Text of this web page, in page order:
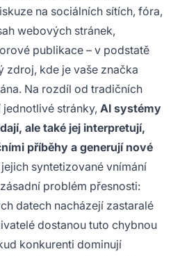
na sociálních sítích, fóra,
webových stránek,
publikace – v podstatě
zdroj, kde je vaše značka
Na rozdíl od tradičních
stránky, AI systémy
ale také jej interpretují,
příběhy a generují nové
syntetizované vnímání
problém přesnosti:
datech nacházejí zastaralé
dostanou tuto chybnou
konkurenti dominují